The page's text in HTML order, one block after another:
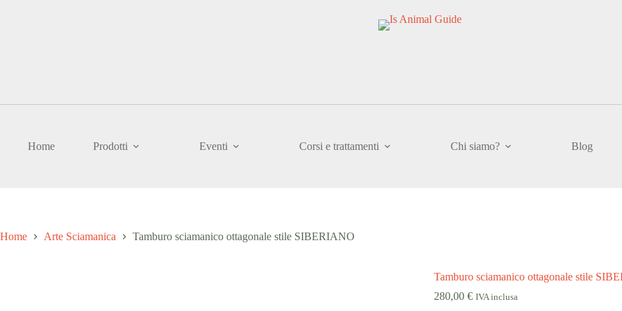
Home Prodotti Eventi Corsi e trattamenti Chi siamo? Blog
Home Arte Sciamanica Tamburo sciamanico ottagonale stile SIBERIANO
Tamburo sciamanico ottagonale stile
280,00 € IVA inclusa